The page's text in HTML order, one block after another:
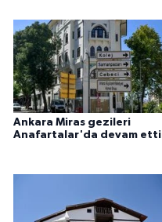
Ankara Miras gezileri
Anafartalar'da devam etti